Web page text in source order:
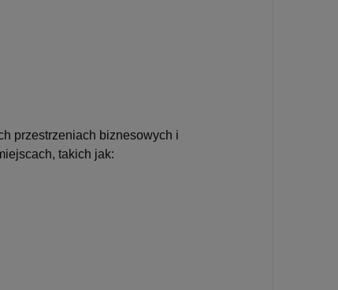
przestrzeniach biznesowych i
takich jak: